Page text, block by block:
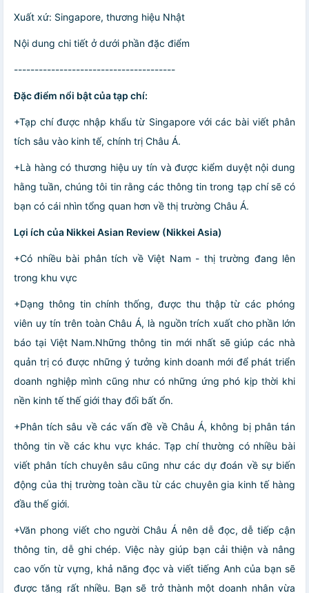
Xuất xứ: Singapore, thương hiệu Nhật
Nội dung chi tiết ở dưới phần đặc điểm
---------------------------------------
Đặc điểm nổi bật của tạp chí:
+Tạp chí được nhập khẩu từ Singapore với các bài viết phân
tích sâu vào kinh tế, chính trị Châu Á.
+Là hàng có thương hiệu uy tín và được kiểm duyệt nội dung
hằng tuần, chúng tôi tin rằng các thông tin trong tạp chí sẽ có
bạn có cái nhìn tổng quan hơn về thị trường Châu Á.
Lợi ích của Nikkei Asian Review (Nikkei Asia)
+Có nhiều bài phân tích về Việt Nam - thị trường đang lên
trong khu vực
+Dạng thông tin chính thống, được thu thập từ các phóng
viên uy tín trên toàn Châu Á, là nguồn trích xuất cho phần lớn
báo tại Việt Nam.Những thông tin mới nhất sẽ giúp các nhà
quản trị có được những ý tưởng kinh doanh mới để phát triển
doanh nghiệp mình cũng như có những ứng phó kịp thời khi
nền kinh tế thế giới thay đổi bất ổn.
+Phân tích sâu về các vấn đề về Châu Á, không bị phân tán
thông tin về các khu vực khác. Tạp chí thường có nhiều bài
viết phân tích chuyên sâu cũng như các dự đoán về sự biến
động của thị trường toàn cầu từ các chuyên gia kinh tế hàng
đầu thế giới.
+Văn phong viết cho người Châu Á nên dễ đọc, dễ tiếp cận
thông tin, dễ ghi chép. Việc này giúp bạn cải thiện và nâng
cao vốn từ vựng, khả năng đọc và viết tiếng Anh của bạn sẽ
được tăng rất nhiều. Bạn sẽ trở thành một doanh nhân vừa